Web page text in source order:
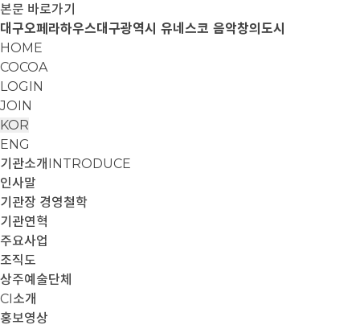
본문 바로가기
대구오페라하우스대구광역시 유네스코 음악창의도시
HOME
COCOA
LOGIN
JOIN
KOR
ENG
기관소개 INTRODUCE
인사말
기관장 경영철학
기관연혁
주요사업
조직도
상주예술단체
CI소개
홍보영상